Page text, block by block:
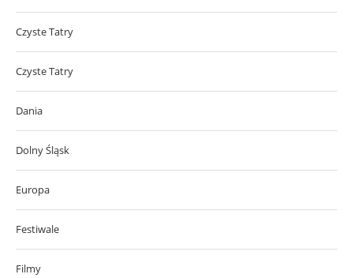
Czyste Tatry
Czyste Tatry
Dania
Dolny Śląsk
Europa
Festiwale
Filmy